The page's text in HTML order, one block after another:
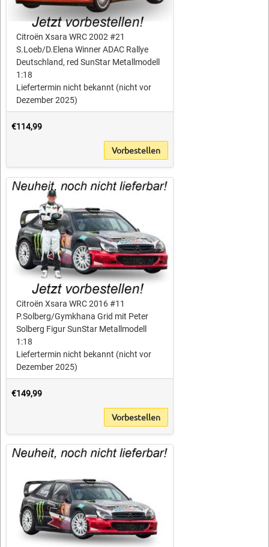
Citroën Xsara WRC 2002 #21
S.Loeb/D.Elena Winner ADAC Rallye
Deutschland, red SunStar Metallmodell
1:18
Liefertermin nicht bekannt (nicht vor
Dezember 2025)
€114,99
Vorbestellen
Citroën Xsara WRC 2016 #11
P.Solberg/Gymkhana Grid mit Peter
Solberg Figur SunStar Metallmodell
1:18
Liefertermin nicht bekannt (nicht vor
Dezember 2025)
€149,99
Vorbestellen